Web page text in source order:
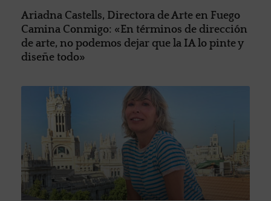
Ariadna Castells, Directora de Arte en Fuego
Camina Conmigo: «En términos de dirección
de arte, no podemos dejar que la IA lo pinte y
diseñe todo»